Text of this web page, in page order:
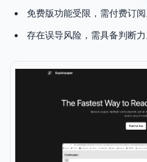
免费版功能受限，需付费订阅
存在误导风险，需具备判断力